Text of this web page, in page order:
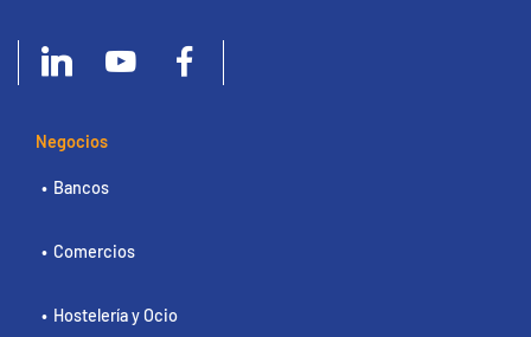
Negocios
Bancos
Comercios
Hostelería y Ocio